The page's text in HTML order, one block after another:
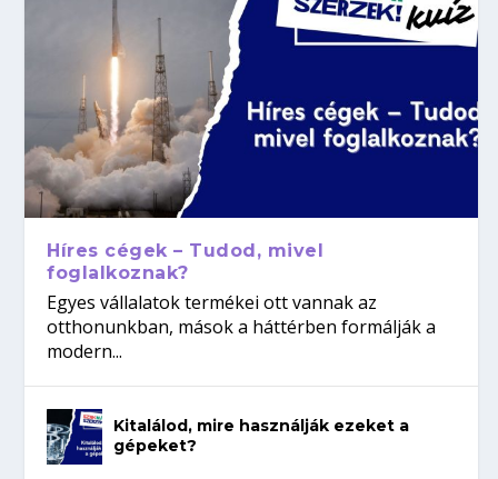
Híres cégek – Tudod, mivel
foglalkoznak?
Egyes vállalatok termékei ott vannak az
otthonunkban, mások a háttérben formálják a
modern...
Kitalálod, mire használják ezeket a
gépeket?